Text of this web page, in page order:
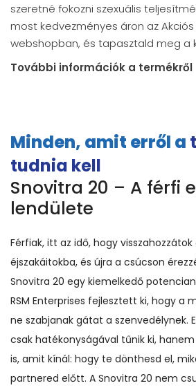
szeretné fokozni szexuális
most kedvezményes áron az
webshopban, és tapasztald meg a
További információk a termékről
Minden, amit erről a
tudnia kell
Snovitra 20 – A férfi
lendülete
Férfiak, itt az idő, hogy
éjszakáitokba, és újra a csúcson
Snovitra 20 egy kiemelkedő
RSM Enterprises fejlesztett ki, hogy a
ne szabjanak gátat a szenvedélynek.
csak hatékonyságával tűnik ki,
is, amit kínál: hogy te dönthesd el,
partnered előtt. A Snovitra 20 nem